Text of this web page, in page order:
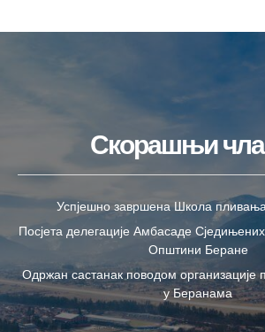
Скорашњи
Успјешно завршена Школа
Посјета делегације Амбасаде
Општини Беране
Одржан састанак поводом организације
у Беранама